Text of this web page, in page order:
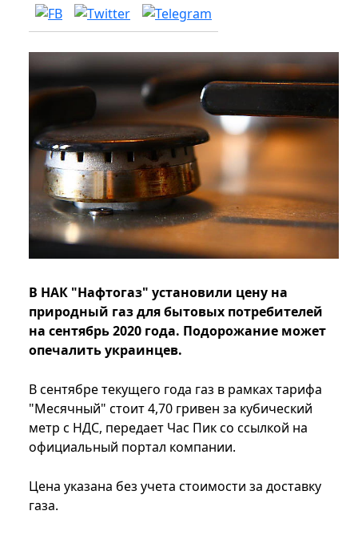
В НАК "Нафтогаз" установили цену на
природный газ для бытовых потребителей
на сентябрь 2020 года. Подорожание может
опечалить украинцев.
В сентябре текущего года газ в рамках тарифа
"Месячный" стоит 4,70 гривен за кубический
метр с НДС, передает Час Пик со ссылкой на
официальный портал компании.
Цена указана без учета стоимости за доставку
газа.